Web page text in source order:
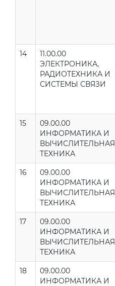
14
11.00.00
ЭЛЕКТРОНИКА,
РАДИОТЕХНИКА И
СИСТЕМЫ СВЯЗИ
15
09.00.00
ИНФОРМАТИКА И
ВЫЧИСЛИТЕЛЬНАЯ
ТЕХНИКА
16
09.00.00
ИНФОРМАТИКА И
ВЫЧИСЛИТЕЛЬНАЯ
ТЕХНИКА
17
09.00.00
ИНФОРМАТИКА И
ВЫЧИСЛИТЕЛЬНАЯ
ТЕХНИКА
18
09.00.00
ИНФОРМАТИКА И